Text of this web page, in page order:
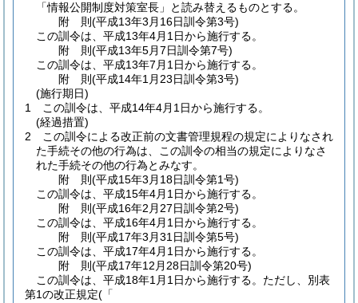
「情報公開制度対策室長」と読み替えるものとする。
附 則(平成13年3月16日訓令第3号)
この訓令は、平成13年4月1日から施行する。
附 則(平成13年5月7日訓令第7号)
この訓令は、平成13年7月1日から施行する。
附 則(平成14年1月23日訓令第3号)
(施行期日)
1
この訓令は、平成14年4月1日から施行する。
(経過措置)
2
この訓令による改正前の文書管理規程の規定によりなされ
た手続その他の行為は、この訓令の相当の規定によりなさ
れた手続その他の行為とみなす。
附 則(平成15年3月18日訓令第1号)
この訓令は、平成15年4月1日から施行する。
附 則(平成16年2月27日訓令第2号)
この訓令は、平成16年4月1日から施行する。
附 則(平成17年3月31日訓令第5号)
この訓令は、平成17年4月1日から施行する。
附 則(平成17年12月28日訓令第20号)
この訓令は、平成18年1月1日から施行する。 ただし、別表
第1の改正規定(「